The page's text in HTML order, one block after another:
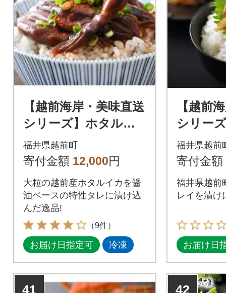
【越前海岸・美味直送
シリーズ】ホタルイ
カ沖漬け 120g×5パ
ック
福井県越前町
寄付金額 12,000円
大粒の越前産ホタルイカを醤
油ベースの特性タレに漬け込
んだ逸品!
（9件）
お届け日指定可 冷凍
【越前
シリー
れい漬
ク
福井県越前
寄付金額
福井県越前
レイを漬け
お届け日
41 42